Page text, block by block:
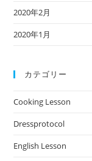
2020年2月
2020年1月
カテゴリー
Cooking Lesson
Dressprotocol
English Lesson